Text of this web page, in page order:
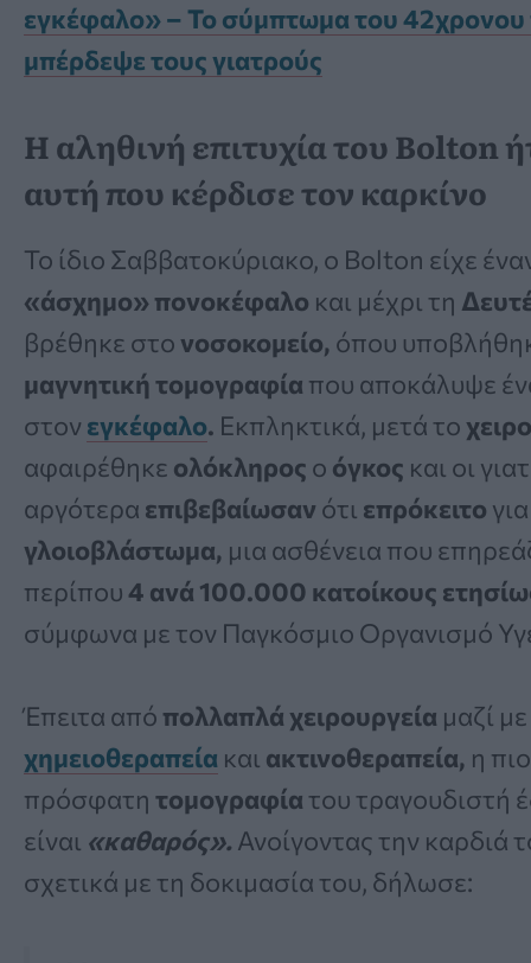
εγκέφαλο» – Το σύμπτωμα του
μπέρδεψε τους γιατρούς
Η αληθινή επιτυχία του Bolton
αυτή που κέρδισε τον καρκίνο
Το ίδιο Σαββατοκύριακο, ο Bolton είχε
«άσχημο» πονοκέφαλο και μέχρι τη
βρέθηκε στονοσοκομείο, όπου
μαγνητική τομογραφία που αποκάλυψε
στον εγκέφαλο. Εκπληκτικά, μετά το
αφαιρέθηκε ολόκληρος ο όγκος και οι
αργότερα επιβεβαίωσαν ότι επρόκειτο για
γλοιοβλάστωμα, μια ασθένεια που
περίπου 4 ανά 100.000 κατοίκους
σύμφωνα με τον Παγκόσμιο Οργανισμό
Έπειτα από πολλαπλά χειρουργεία μαζί με
χημειοθεραπεία και ακτινοθεραπεία, η πιο
πρόσφατη τομογραφία του τραγουδιστή
είναι «καθαρός». Ανοίγοντας την καρδιά
σχετικά με τη δοκιμασία του, δήλωσε: